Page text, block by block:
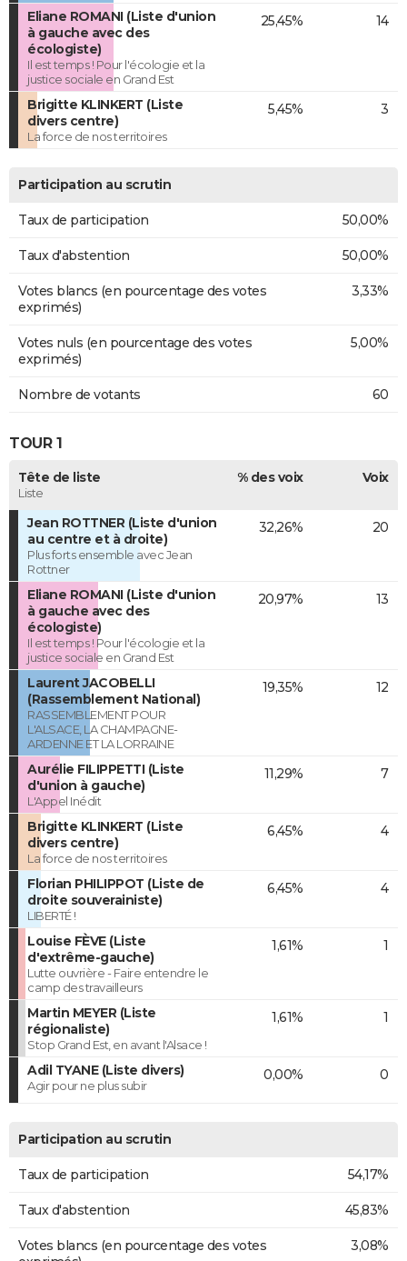
Eliane ROMANI (Liste d'union
à gauche avec des
écologiste)
Il est temps ! Pour l'écologie et la
justice sociale en Grand Est
25,45% 14
Brigitte KLINKERT (Liste
divers centre)
La force de nos territoires
5,45% 3
Participation au scrutin
Taux de participation 50,00%
Taux d'abstention 50,00%
Votes blancs (en pourcentage des votes
exprimés)
3,33%
Votes nuls (en pourcentage des votes
exprimés)
5,00%
Nombre de votants 60
TOUR 1
Tête de liste
Liste
% des voix Voix
Jean ROTTNER (Liste d'union
au centre et à droite)
Plus forts ensemble avec Jean
Rottner
32,26% 20
Eliane ROMANI (Liste d'union
à gauche avec des
écologiste)
Il est temps ! Pour l'écologie et la
justice sociale en Grand Est
20,97% 13
Laurent JACOBELLI
(Rassemblement National)
RASSEMBLEMENT POUR
L'ALSACE, LA CHAMPAGNE-
ARDENNE ET LA LORRAINE
19,35% 12
Aurélie FILIPPETTI (Liste
d'union à gauche)
L'Appel Inédit
11,29% 7
Brigitte KLINKERT (Liste
divers centre)
La force de nos territoires
6,45% 4
Florian PHILIPPOT (Liste de
droite souverainiste)
LIBERTÉ !
6,45% 4
Louise FÈVE (Liste
d'extrême-gauche)
Lutte ouvrière - Faire entendre le
camp des travailleurs
1,61% 1
Martin MEYER (Liste
régionaliste)
Stop Grand Est, en avant l'Alsace !
1,61% 1
Adil TYANE (Liste divers)
Agir pour ne plus subir
0,00% 0
Participation au scrutin
Taux de participation 54,17%
Taux d'abstention 45,83%
Votes blancs (en pourcentage des votes
3,08%